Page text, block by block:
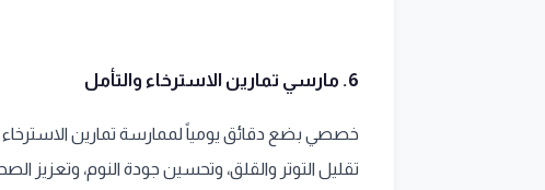
6. مارسي تمارين الاسترخاء والتأمل
خصصي بضع دقائق يومياً لممارسة تمارين الاسترخاء
تقليل التوتر والقلق، وتحسين جودة النوم، وتعزيز